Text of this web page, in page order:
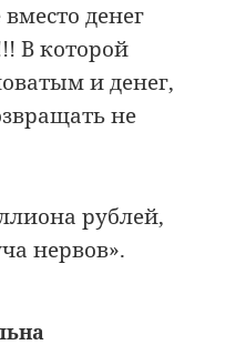
денег
В которой
и денег,
не
рублей,
нервов».